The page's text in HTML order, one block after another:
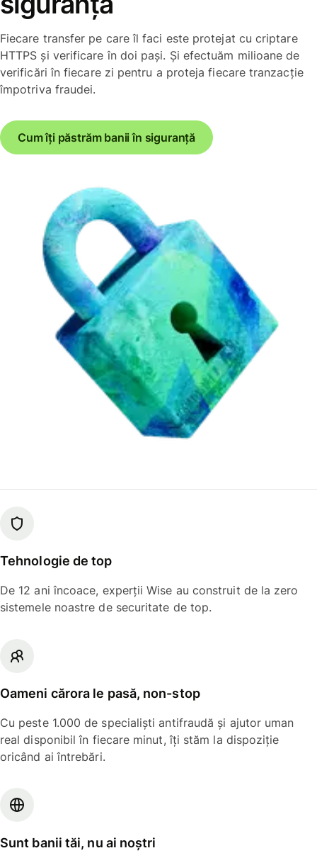
Fiecare transfer pe care îl faci este protejat cu criptare
HTTPS și verificare în doi pași. Și efectuăm milioane de
verificări în fiecare zi pentru a proteja fiecare tranzacție
împotriva fraudei.
Cum îți păstrăm banii în siguranță
Tehnologie de top
De 12 ani încoace, experții Wise au construit de la zero
sistemele noastre de securitate de top.
Oameni cărora le pasă, non-stop
Cu peste 1.000 de specialiști antifraudă și ajutor uman
real disponibil în fiecare minut, îți stăm la dispoziție
oricând ai întrebări.
Sunt banii tăi, nu ai noștri